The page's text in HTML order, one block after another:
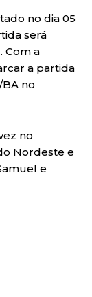
no dia 05
será
Com a
a partida
no
no
Nordeste e
e